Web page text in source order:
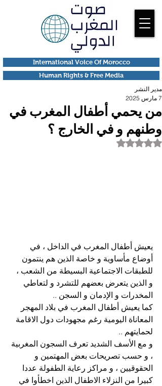
Human Rights & Free Media
International Voice Of Morocco
من يحمي أطفال المغرب في
وطنهم و في الخارج ؟
مدير النشر
7 مارس 2025
تم التقييم بـ ليس رقمًا من أصل 5 نجوم.
يعيش أطفال المغرب في الداخل ، في
أوضاع مأساوية و خاصة الذين هم ينتمون
للطبقات الاجتماعية البسيطة من الشعب ،
و الذين يتعرض بعضهم للتشرد و لتعاطي
المخدرات و الإدمان و السجن ..
كما يعيش أطفال المغرب في بلاد المهجر
المعاناة اليومية رغم مجهودات دول الاقامة
لحمايتهم ..
و مع الأسف الشديد تعرف السجون المغربية
، و حسب تصريحات بعض المهتمين و
الحقوقيين ، و مراكز رعاية الطفولة عددا
كبيرا من النزلاء الاطفال الذين اخطأوا في